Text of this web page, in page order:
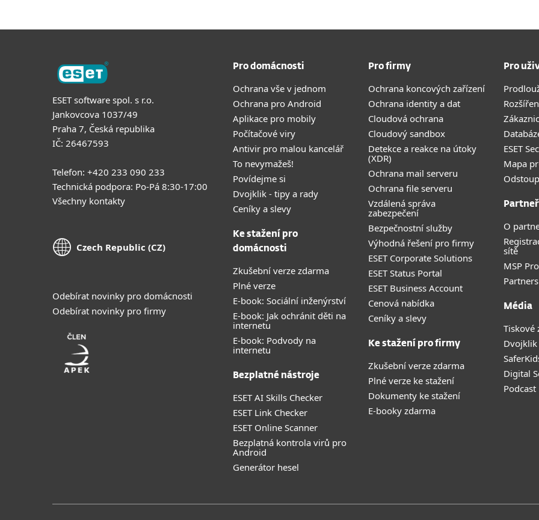
ESET software spol. s r.o.
Jankovcova 1037/49
Praha 7, Česká republika
IČ: 26467593
Telefon: +420 233 090 233
Technická podpora: Po-Pá 8:30-17:00
Všechny kontakty
Czech Republic (CZ)
Odebírat novinky pro domácnosti
Odebírat novinky pro firmy
Pro domácnosti
Ochrana vše v jednom
Ochrana pro Android
Aplikace pro mobily
Počítačové viry
Antivir pro malou kancelář
To nevymažeš!
Povídejme si
Dvojklik - tipy a rady
Ceníky a slevy
Ke stažení pro
domácnosti
Zkušební verze zdarma
Plné verze
E-book: Sociální inženýrství
E-book: Jak ochránit děti na
internetu
E-book: Podvody na
internetu
Bezplatné nástroje
ESET AI Skills Checker
ESET Link Checker
ESET Online Scanner
Bezplatná kontrola virů pro
Android
Generátor hesel
Pro firmy
Ochrana koncových zařízení
Ochrana identity a dat
Cloudová ochrana
Cloudový sandbox
Detekce a reakce na útoky
(XDR)
Ochrana mail serveru
Ochrana file serveru
Vzdálená správa
zabezpečení
Bezpečnostní služby
Výhodná řešení pro firmy
ESET Corporate Solutions
ESET Status Portal
ESET Business Account
Cenová nabídka
Ceníky a slevy
Ke stažení pro firmy
Zkušební verze zdarma
Plné verze ke stažení
Dokumenty ke stažení
E-booky zdarma
Pro
ESET
Mapa
O
sítě
MSP
Média
Tiskové
Dvojklik
Digital
Podcast